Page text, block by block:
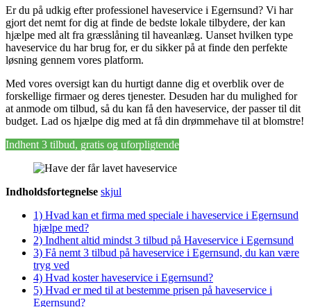
Er du på udkig efter professionel haveservice i Egernsund? Vi har
gjort det nemt for dig at finde de bedste lokale tilbydere, der kan
hjælpe med alt fra græsslåning til haveanlæg. Uanset hvilken type
haveservice du har brug for, er du sikker på at finde den perfekte
løsning gennem vores platform.
Med vores oversigt kan du hurtigt danne dig et overblik over de
forskellige firmaer og deres tjenester. Desuden har du mulighed for
at anmode om tilbud, så du kan få den haveservice, der passer til dit
budget. Lad os hjælpe dig med at få din drømmehave til at blomstre!
Indhent 3 tilbud, gratis og uforpligtende
Indholdsfortegnelse skjul
1) Hvad kan et firma med speciale i haveservice i Egernsund
hjælpe med?
2) Indhent altid mindst 3 tilbud på Haveservice i Egernsund
3) Få nemt 3 tilbud på haveservice i Egernsund, du kan være
tryg ved
4) Hvad koster haveservice i Egernsund?
5) Hvad er med til at bestemme prisen på haveservice i
Egernsund?